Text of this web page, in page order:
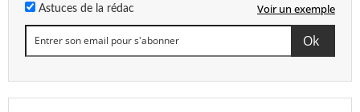
Astuces de la rédac Voir un exemple